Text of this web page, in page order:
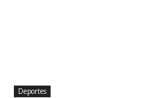
Deportes